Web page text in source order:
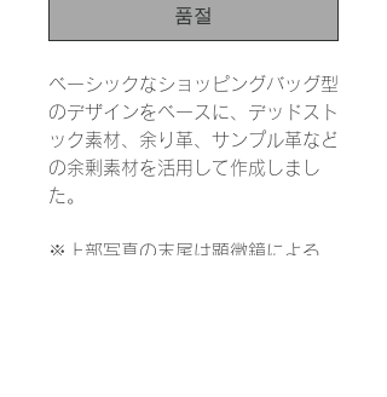
품절
ベーシックなショッピングバッグ型
のデザインをベースに、デッドスト
ック素材、余り革、サンプル革など
の余剰素材を活用して作成しまし
た。
※上部写真の末尾は顕微鏡による